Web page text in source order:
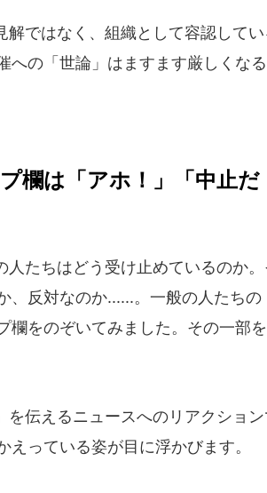
ではなく、組織として容認して
への「世論」はますます厳しくな
欄は「アホ！」「中止だ
たちはどう受け止めているのか。
、反対なのか......。一般の人たち
欄をのぞいてみました。その一部
伝えるニュースへのリアクショ
っている姿が目に浮かびます。